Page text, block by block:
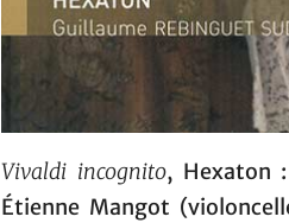
Vivaldi incognito, Hexaton
Étienne Mangot